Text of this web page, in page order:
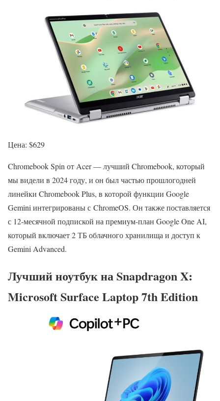
Цена: $629
Chromebook Spin от Acer — лучший Chromebook, который
мы видели в 2024 году, и он был частью прошлогодней
линейки Chromebook Plus, в которой функции Google
Gemini интегрированы с ChromeOS. Он также поставляется
с 12-месячной подпиской на премиум-план Google One AI,
который включает 2 ТБ облачного хранилища и доступ к
Gemini Advanced.
Лучший ноутбук на Snapdragon X:
Microsoft Surface Laptop 7th Edition